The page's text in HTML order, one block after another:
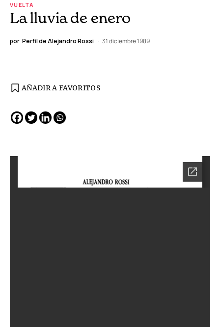
VUELTA
La lluvia de enero
por Perfil de Alejandro Rossi 31 diciembre 1989
AÑADIR A FAVORITOS